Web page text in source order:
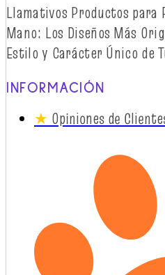
Llamativos Productos para
Mano: Los Diseños Más
Estilo y Carácter Único de
INFORMACIÓN
★ Opiniones de